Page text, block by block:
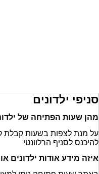
סניפי ילדונים
מהן שעות הפתיחה של
על מנת לצפות בשעות קבלת
להיכנס לסניף הרלוונטי
איזה מידע אודות